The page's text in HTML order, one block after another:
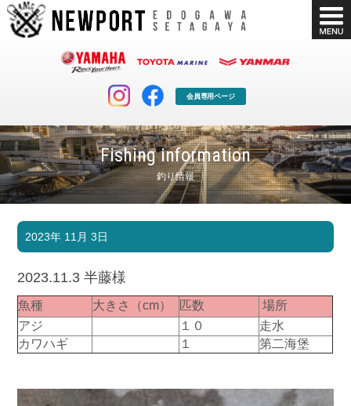
会員専用ページ
Fishing information
釣り情報
マリンクラブ
マリンライフを堪能したい！
ボート販売
ボート免許
長年の実績と信頼！
店舗情報
Shop Info.
公式ブログ
Blog
2023年 11月 3日
2023.11.3 半藤様
魚種 大きさ（cm） 匹数
場所
アジ
１０
走水
カワハギ
１ 第二海堡